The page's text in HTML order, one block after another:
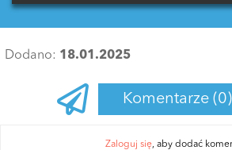
Dodano: 18.01.2025
Komentarze (0)
Zaloguj się, aby dodać